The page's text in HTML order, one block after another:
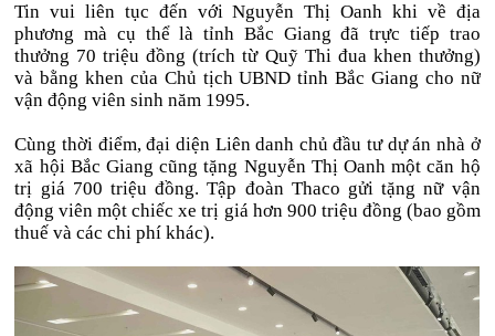
Tin vui liên tục đến với Nguyễn Thị Oanh khi về địa
phương mà cụ thể là tỉnh Bắc Giang đã trực tiếp trao
thưởng 70 triệu đồng (trích từ Quỹ Thi đua khen thưởng)
và bằng khen của Chủ tịch UBND tỉnh Bắc Giang cho nữ
vận động viên sinh năm 1995.
Cùng thời điểm, đại diện Liên danh chủ đầu tư dự án nhà ở
xã hội Bắc Giang cũng tặng Nguyễn Thị Oanh một căn hộ
trị giá 700 triệu đồng. Tập đoàn Thaco gửi tặng nữ vận
động viên một chiếc xe trị giá hơn 900 triệu đồng (bao gồm
thuế và các chi phí khác).